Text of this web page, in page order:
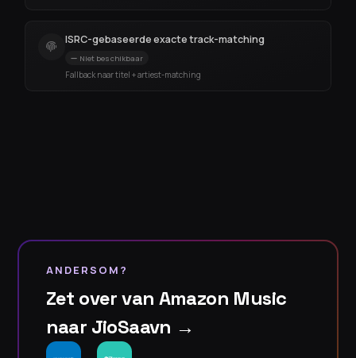
ISRC-gebaseerde exacte track-matching
Niet beschikbaar
Fallback naar titel + artiest-matching
ANDERSOM?
Zet over van Amazon Music
naar JioSaavn →